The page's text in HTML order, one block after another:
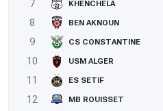
7
KHENCHELA
8
BEN AKNOUN
9
CS CONSTANTINE
10
USM ALGER
11
ES SETIF
12
MB ROUISSET